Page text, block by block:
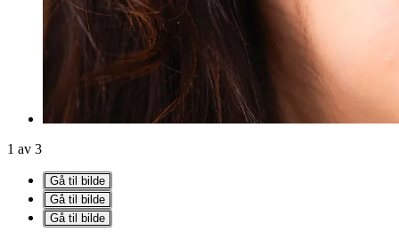
1 av 3
Gå til bilde
Gå til bilde
Gå til bilde